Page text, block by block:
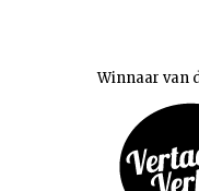
Winnaar van